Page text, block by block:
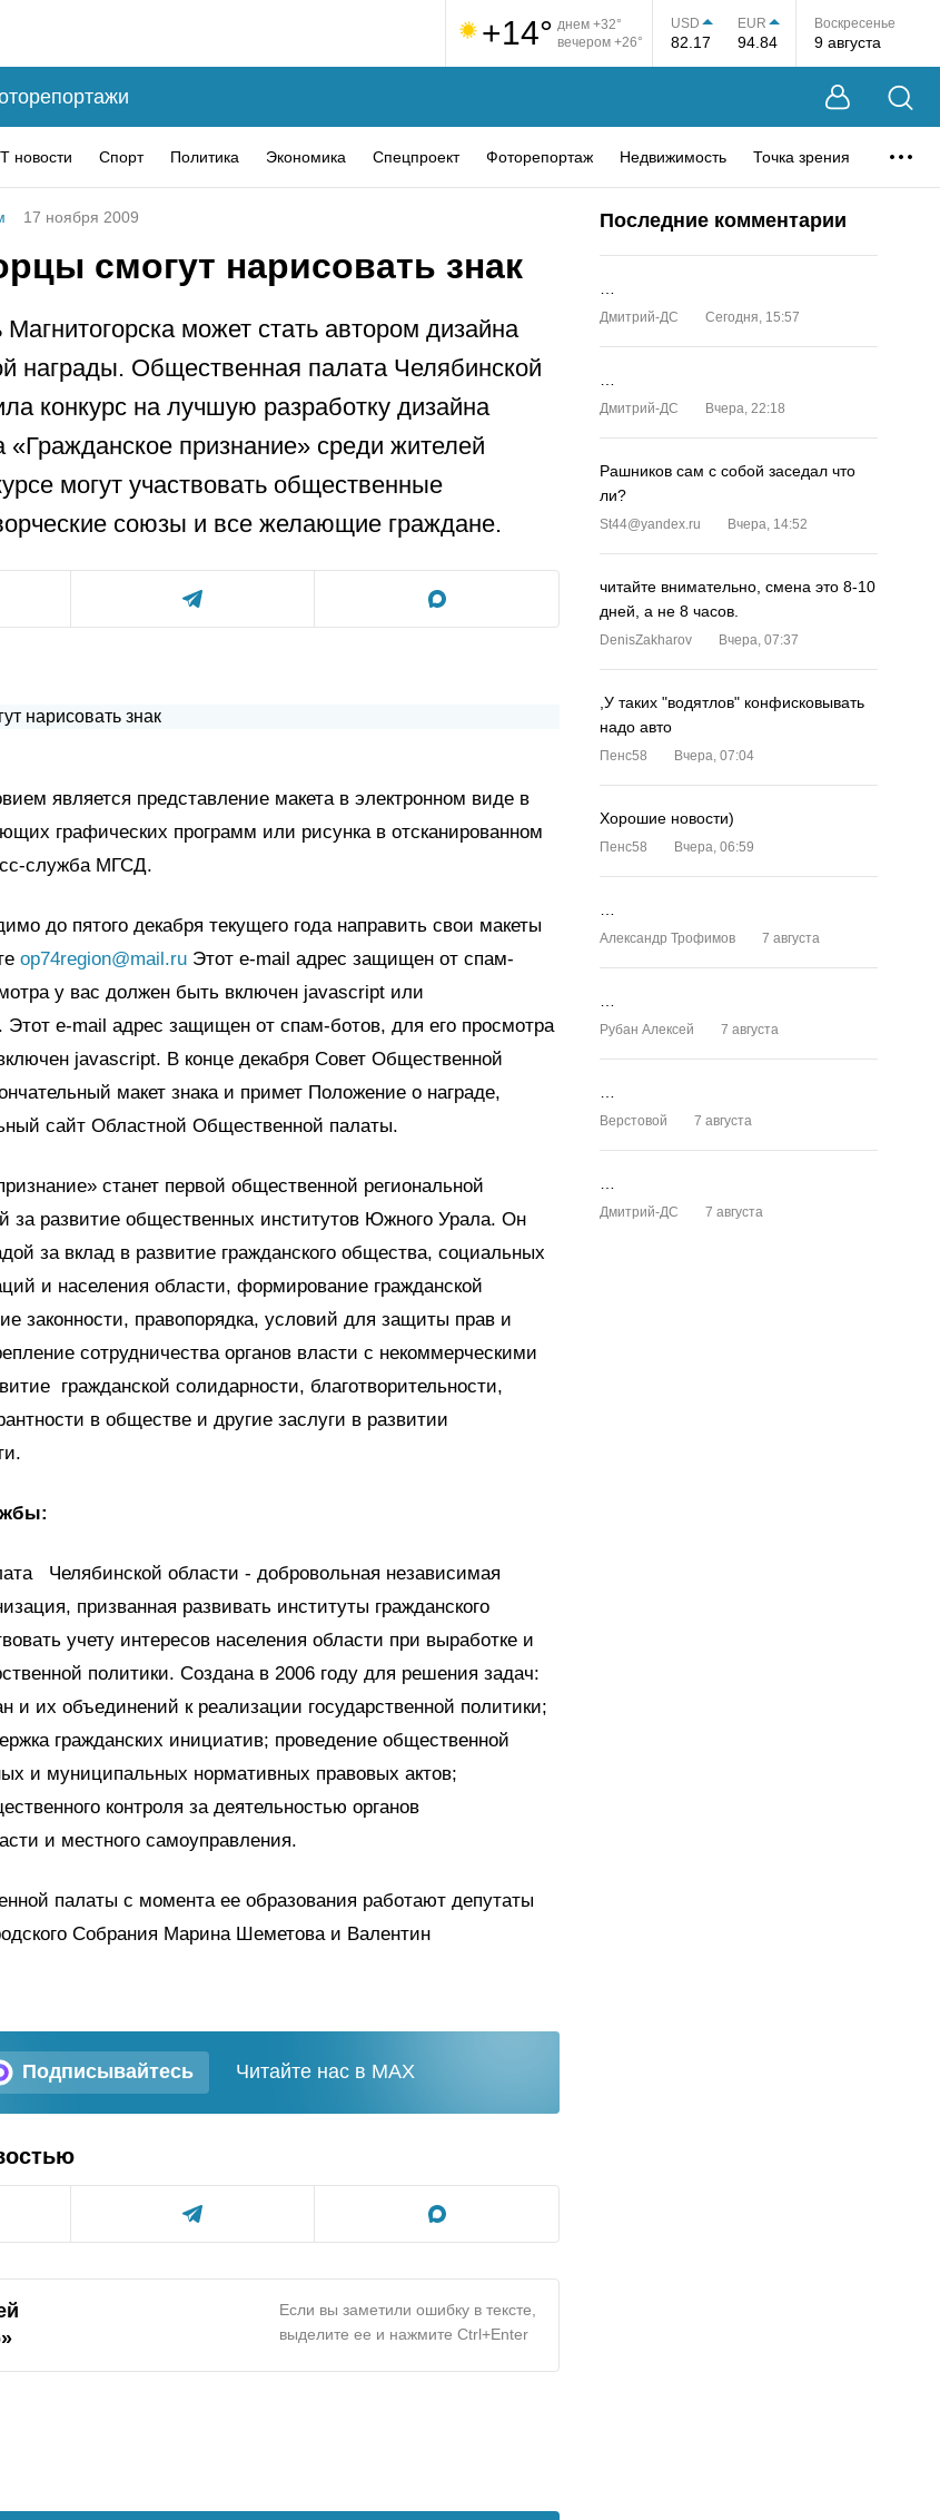
+14° днем +32°
вечером +26°
USD
82.17
EUR
94.84
Воскресенье
9 августа
новости Спорт Политика Экономика Спецпроект Фоторепортаж Недвижимость Точка зрения
17 ноября 2009
смогут нарисовать знак
может стать автором дизайна
награды. Общественная палата Челябинской
конкурс на лучшую разработку дизайна
«Гражданское признание» среди жителей
могут участвовать общественные
союзы и все желающие граждане.
является представление макета в электронном виде в
графических программ или рисунка в отсканированном
служба МГСД.
до пятого декабря текущего года направить свои макеты
op74region@mail.ru Этот e-mail адрес защищен от спам-
у вас должен быть включен javascript или
. Этот e-mail адрес защищен от спам-ботов, для его просмотра
javascript. В конце декабря Совет Общественной
макет знака и примет Положение о награде,
сайт Областной Общественной палаты.
станет первой общественной региональной
за развитие общественных институтов Южного Урала. Он
за вклад в развитие гражданского общества, социальных
и населения области, формирование гражданской
законности, правопорядка, условий для защиты прав и
сотрудничества органов власти с некоммерческими
гражданской солидарности, благотворительности,
в обществе и другие заслуги в развитии
Челябинской области - добровольная независимая
призванная развивать институты гражданского
учету интересов населения области при выработке и
политики. Создана в 2006 году для решения задач:
и их объединений к реализации государственной политики;
гражданских инициатив; проведение общественной
и муниципальных нормативных правовых актов;
контроля за деятельностью органов
и местного самоуправления.
палаты с момента ее образования работают депутаты
Собрания Марина Шеметова и Валентин
Подписывайтесь Читайте нас в MAX
Если вы заметили ошибку в тексте,
выделите ее и нажмите Ctrl+Enter
Последние комментарии
Дмитрий-ДС Сегодня, 15:57
Дмитрий-ДС Вчера, 22:18
Рашников сам с собой заседал что
ли?
St44@yandex.ru Вчера, 14:52
читайте внимательно, смена это 8-10
дней, а не 8 часов.
DenisZakharov Вчера, 07:37
,У таких "водятлов" конфисковывать
надо авто
Пенс58 Вчера, 07:04
Хорошие новости)
Пенс58 Вчера, 06:59
Александр Трофимов 7 августа
Рубан Алексей 7 августа
Верстовой 7 августа
Дмитрий-ДС 7 августа